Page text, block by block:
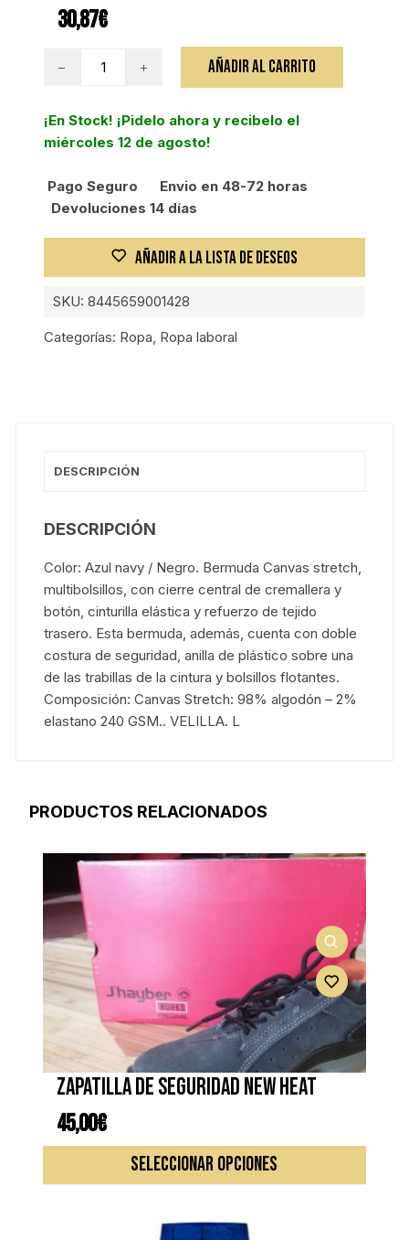
30,87€
VELILLA
STRETCH
AZ/NEG
cantidad
AÑADIR AL CARRITO
¡En Stock! ¡Pidelo ahora y recibelo el
miércoles 12 de agosto!
Pago Seguro
Envio en 48-72 horas
Devoluciones 14 días
AÑADIR A LA LISTA DE DESEOS
SKU:8445659001428
Categorías: Ropa, Ropa laboral
DESCRIPCIÓN
DESCRIPCIÓN
Color: Azul navy / Negro. Bermuda Canvas stretch,
multibolsillos, con cierre central de cremallera y
botón, cinturilla elástica y refuerzo de tejido
trasero. Esta bermuda, además, cuenta con doble
costura de seguridad, anilla de plástico sobre una
de las trabillas de la cintura y bolsillos flotantes.
Composición: Canvas Stretch: 98% algodón – 2%
elastano 240 GSM.. VELILLA. L
PRODUCTOS RELACIONADOS
Zapatilla de seguridad NEW HEAT
45,00€
SELECCIONAR OPCIONES
Este